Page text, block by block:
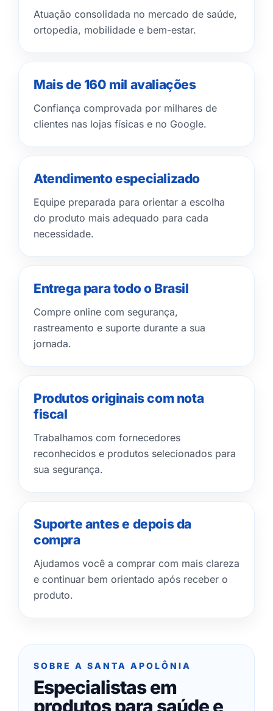
Atuação consolidada no mercado de saúde,
ortopedia, mobilidade e bem-estar.
Mais de 160 mil avaliações
Confiança comprovada por milhares de
clientes nas lojas físicas e no Google.
Atendimento especializado
Equipe preparada para orientar a escolha
do produto mais adequado para cada
necessidade.
Entrega para todo o Brasil
Compre online com segurança,
rastreamento e suporte durante a sua
jornada.
Produtos originais com nota
fiscal
Trabalhamos com fornecedores
reconhecidos e produtos selecionados para
sua segurança.
Suporte antes e depois da
compra
Ajudamos você a comprar com mais clareza
e continuar bem orientado após receber o
produto.
SOBRE A SANTA APOLÔNIA
Especialistas em
produtos para saúde e